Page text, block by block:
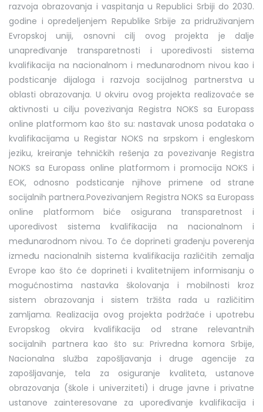
razvoja obrazovanja i vaspitanja u Republici Srbiji do 2030.
godine i opredeljenjem Republike Srbije za pridruživanjem
Evropskoj uniji, osnovni cilj ovog projekta je dalje
unapređivanje transparetnosti i uporedivosti sistema
kvalifikacija na nacionalnom i međunarodnom nivou kao i
podsticanje dijaloga i razvoja socijalnog partnerstva u
oblasti obrazovanja. U okviru ovog projekta realizovaće se
aktivnosti u cilju povezivanja Registra NOKS sa Europass
online platformom kao što su: nastavak unosa podataka o
kvalifikacijama u Registar NOKS na srpskom i engleskom
jeziku, kreiranje tehničkih rešenja za povezivanje Registra
NOKS sa Europass online platformom i promocija NOKS i
EOK, odnosno podsticanje njihove primene od strane
socijalnih partnera.Povezivanjem Registra NOKS sa Europass
online platformom biće osigurana transparetnost i
uporedivost sistema kvalifikacija na nacionalnom i
međunarodnom nivou. To će doprineti građenju poverenja
između nacionalnih sistema kvalifikacija različitih zemalja
Evrope kao što će doprineti i kvalitetnijem informisanju o
mogućnostima nastavka školovanja i mobilnosti kroz
sistem obrazovanja i sistem tržišta rada u različitim
zamljama. Realizacija ovog projekta podržaće i upotrebu
Evropskog okvira kvalifikacija od strane relevantnih
socijalnih partnera kao što su: Privredna komora Srbije,
Nacionalna služba zapošljavanja i druge agencije za
zapošljavanje, tela za osiguranje kvaliteta, ustanove
obrazovanja (škole i univerziteti) i druge javne i privatne
ustanove zainteresovane za upoređivanje kvalifikacija i